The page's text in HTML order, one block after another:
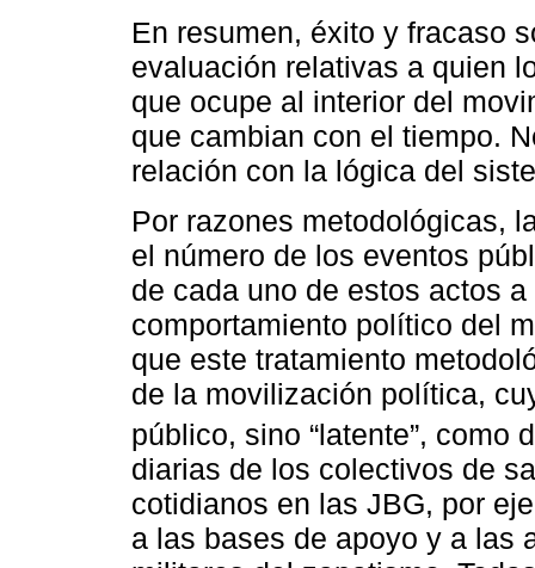
En resumen, éxito y fracaso
evaluación relativas a quien
que ocupe al interior del
que cambian con el tiempo.
relación con la lógica del
Por razones metodológicas,
el número de los eventos
de cada uno de estos actos
comportamiento político del
que este tratamiento
de la movilización política,
público, sino “latente”, como
diarias de los colectivos de
cotidianos en las JBG, por
a las bases de apoyo y a las